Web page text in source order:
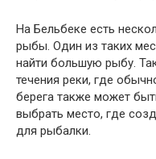
На Бельбеке есть
рыбы. Один из таких
найти большую рыбу.
течения реки, где
берега также может
выбрать место, где
для рыбалки.